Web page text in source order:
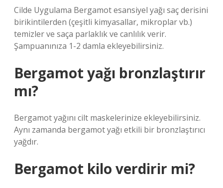
Cilde Uygulama Bergamot esansiyel yağı saç derisini
birikintilerden (çeşitli kimyasallar, mikroplar vb.)
temizler ve saça parlaklık ve canlılık verir.
Şampuanınıza 1-2 damla ekleyebilirsiniz.
Bergamot yağı bronzlaştırır
mı?
Bergamot yağını cilt maskelerinize ekleyebilirsiniz.
Aynı zamanda bergamot yağı etkili bir bronzlaştırıcı
yağdır.
Bergamot kilo verdirir mi?